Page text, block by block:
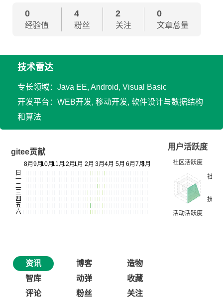
0
经验值
4
粉丝
2
关注
0
文章总量
技术雷达
专长领域：Java EE, Android, Visual Basic
开发平台：WEB开发, 移动开发, 软件设计与数据结构
和算法
gitee贡献
用户活跃度
资讯 博客
造物
智库
动弹
收藏
评论
粉丝 关注